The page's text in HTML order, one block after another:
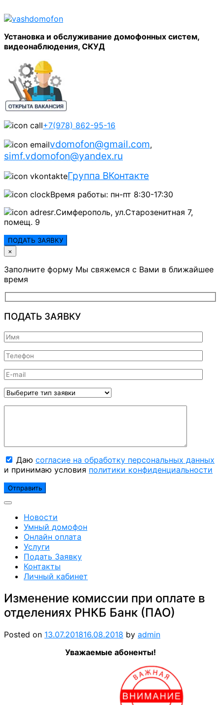
Установка и обслуживание домофонных систем,
видеонаблюдения, СКУД
+7(978) 862-95-16
vdomofon@gmail.com,
simf.vdomofon@yandex.ru
Группа ВКонтакте
Время работы: пн-пт 8:30-17:30
г.Симферополь, ул.Старозенитная 7,
помещ. 9
ПОДАТЬ ЗАЯВКУ
×
Заполните форму Мы свяжемся с Вами в ближайшее
время
ПОДАТЬ ЗАЯВКУ
Даю согласие на обработку персональных данных
и принимаю условия политики конфиденциальности
Новости
Умный домофон
Онлайн оплата
Услуги
Подать Заявку
Контакты
Личный кабинет
Изменение комиссии при оплате в
отделениях РНКБ Банк (ПАО)
Posted on 13.07.201816.08.2018 by admin
Уважаемые абоненты!